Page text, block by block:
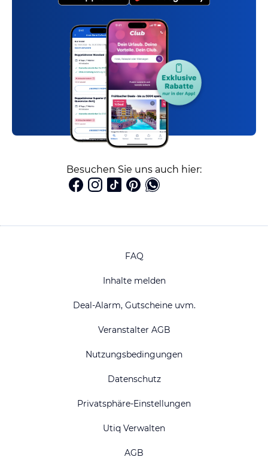
Besuchen Sie uns auch hier:
FAQ
Inhalte melden
Deal-Alarm, Gutscheine uvm.
Veranstalter AGB
Nutzungsbedingungen
Datenschutz
Privatsphäre-Einstellungen
Utiq Verwalten
AGB